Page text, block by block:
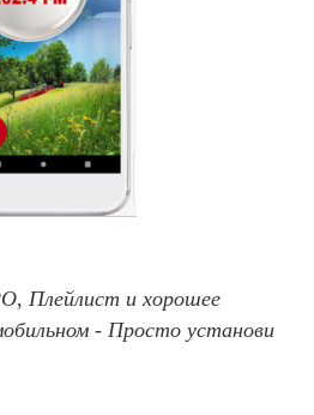
Плейлист и хорошее
- Просто установи